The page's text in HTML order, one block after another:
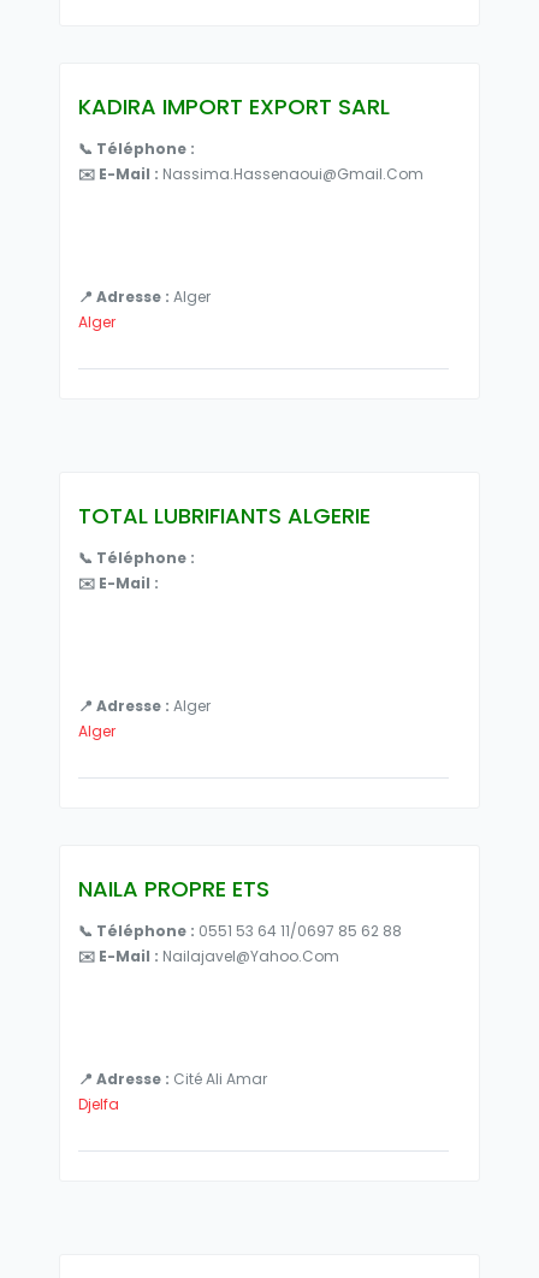
KADIRA IMPORT EXPORT SARL
📞 Téléphone :
✉️ E-Mail : Nassima.hassenaoui@gmail.com
📍 Adresse : Alger
Alger
TOTAL LUBRIFIANTS ALGERIE
📞 Téléphone :
✉️ E-Mail :
📍 Adresse : Alger
Alger
NAILA PROPRE ETS
📞 Téléphone : 0551 53 64 11/0697 85 62 88
✉️ E-Mail : Nailajavel@yahoo.com
📍 Adresse : Cité Ali Amar
Djelfa